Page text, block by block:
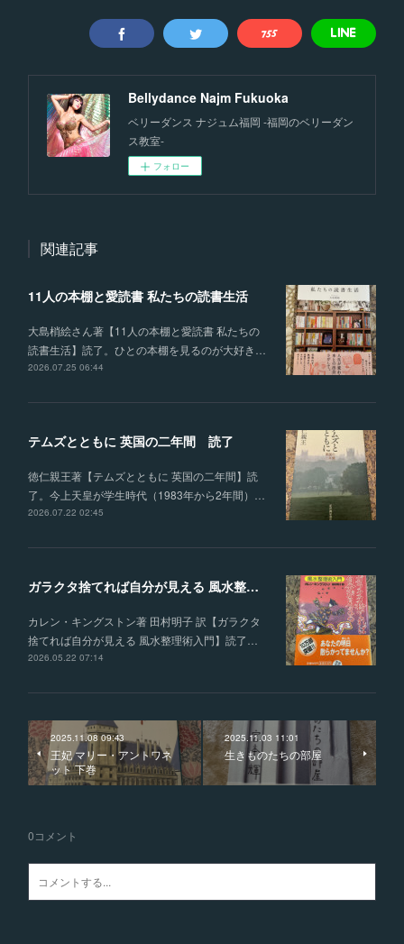
Bellydance Najm Fukuoka
ベリーダンス ナジュム福岡 -福岡のベリーダン
ス教室-
フォロー
関連記事
11人の本棚と愛読書 私たちの読書生活
大島梢絵さん著【11人の本棚と愛読書 私たちの
読書生活】読了。ひとの本棚を見るのが大好き…
2026.07.25 06:44
テムズとともに 英国の二年間 読了
徳仁親王著【テムズとともに 英国の二年間】読
了。今上天皇が学生時代（1983年から2年間）…
2026.07.22 02:45
ガラクタ捨てれば自分が見える 風水整理術入門
カレン・キングストン著 田村明子 訳【ガラクタ
捨てれば自分が見える 風水整理術入門】読了…
2026.05.22 07:14
2025.11.08 09:43
王妃 マリー・アントワネ
ット 下巻
2025.11.03 11:01
生きものたちの部屋
0コメント